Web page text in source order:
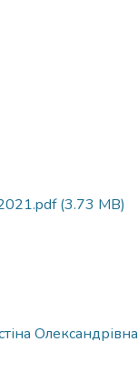
(3.73 MB)
Олександрівна